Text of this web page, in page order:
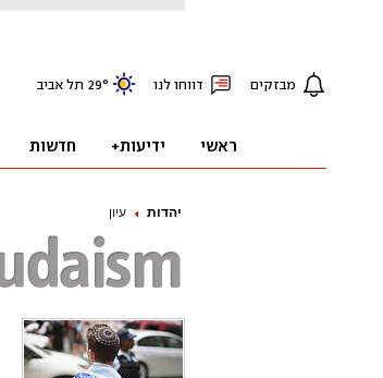
יהדות עיון